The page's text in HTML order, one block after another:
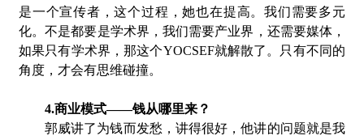
是一个宣传者，这个过程，她也在提高。我们需要多元
化。不是都要是学术界，我们需要产业界，还需要媒体，
如果只有学术界，那这个YOCSEF就解散了。只有不同的
角度，才会有思维碰撞。
4.商业模式——钱从哪里来？
郭威讲了为钱而发愁，讲得很好，他讲的问题就是我